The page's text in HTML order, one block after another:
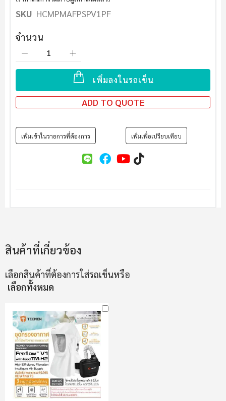
SKU HCMPMAFPSPV1PF
จำนวน
เพิ่มลงในรถเข็น
ADD TO QUOTE
เพิ่มเข้าในรายการที่ต้องการ เพิ่มเพื่อเปรียบเทียบ
สินค้าที่เกี่ยวข้อง
เลือกสินค้าที่ต้องการใส่รถเข็นหรือ
เลือกทั้งหมด